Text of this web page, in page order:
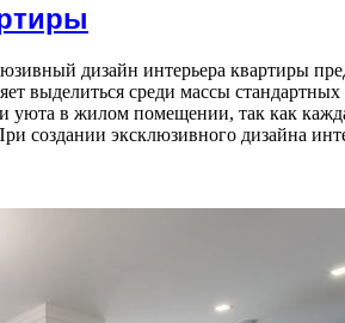
дизайн интерьера квартиры
выделиться среди массы
в жилом помещении, так как
создании эксклюзивного дизайна